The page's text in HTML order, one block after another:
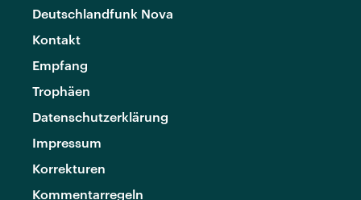
Deutschlandfunk Nova
Kontakt
Empfang
Trophäen
Datenschutzerklärung
Impressum
Korrekturen
Kommentarregeln